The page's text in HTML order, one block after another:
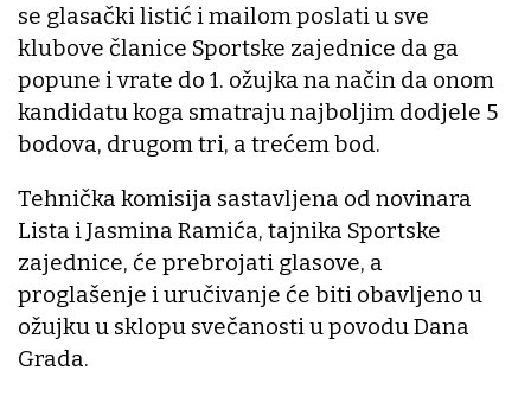
se glasački listić i mailom poslati u sve
klubove članice Sportske zajednice da ga
popune i vrate do 1. ožujka na način da onom
kandidatu koga smatraju najboljim dodjele 5
bodova, drugom tri, a trećem bod.
Tehnička komisija sastavljena od novinara
Lista i Jasmina Ramića, tajnika Sportske
zajednice, će prebrojati glasove, a
proglašenje i uručivanje će biti obavljeno u
ožujku u sklopu svečanosti u povodu Dana
Grada.